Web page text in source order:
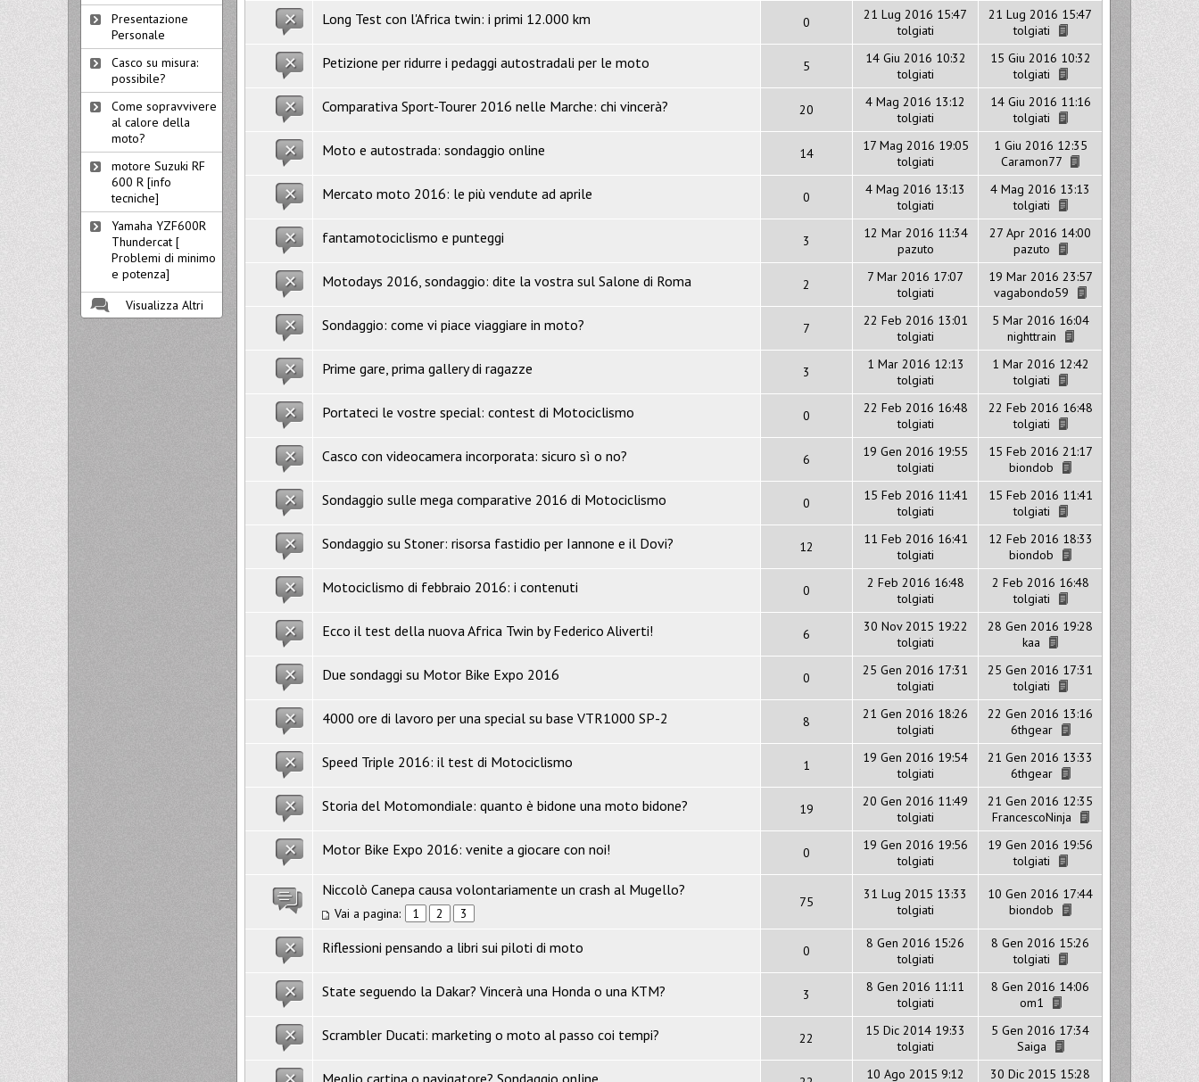
Long Test con l'Africa twin: i primi 12.000 km 0
21 Lug 2016 15:47
tolgiati
21 Lug 2016 15:47
tolgiati
Petizione per ridurre i pedaggi autostradali per le moto 5
14 Giu 2016 10:32
tolgiati
15 Giu 2016 10:32
tolgiati
Comparativa Sport-Tourer 2016 nelle Marche: chi vincerà? 20
4 Mag 2016 13:12
tolgiati
14 Giu 2016 11:16
tolgiati
Moto e autostrada: sondaggio online 14
17 Mag 2016 19:05
tolgiati
1 Giu 2016 12:35
Caramon77
Mercato moto 2016: le più vendute ad aprile 0
4 Mag 2016 13:13
tolgiati
4 Mag 2016 13:13
tolgiati
fantamotociclismo e punteggi 3
12 Mar 2016 11:34
pazuto
27 Apr 2016 14:00
pazuto
Motodays 2016, sondaggio: dite la vostra sul Salone di Roma 2
7 Mar 2016 17:07
tolgiati
19 Mar 2016 23:57
vagabondo59
Sondaggio: come vi piace viaggiare in moto? 7
22 Feb 2016 13:01
tolgiati
5 Mar 2016 16:04
nighttrain
Prime gare, prima gallery di ragazze 3
1 Mar 2016 12:13
tolgiati
1 Mar 2016 12:42
tolgiati
Portateci le vostre special: contest di Motociclismo 0
22 Feb 2016 16:48
tolgiati
22 Feb 2016 16:48
tolgiati
Casco con videocamera incorporata: sicuro sì o no? 6
19 Gen 2016 19:55
tolgiati
15 Feb 2016 21:17
biondob
Sondaggio sulle mega comparative 2016 di Motociclismo 0
15 Feb 2016 11:41
tolgiati
15 Feb 2016 11:41
tolgiati
Sondaggio su Stoner: risorsa fastidio per Iannone e il Dovi? 12
11 Feb 2016 16:41
tolgiati
12 Feb 2016 18:33
biondob
Motociclismo di febbraio 2016: i contenuti 0
2 Feb 2016 16:48
tolgiati
2 Feb 2016 16:48
tolgiati
Ecco il test della nuova Africa Twin by Federico Aliverti! 6
30 Nov 2015 19:22
tolgiati
28 Gen 2016 19:28
kaa
Due sondaggi su Motor Bike Expo 2016 0
25 Gen 2016 17:31
tolgiati
25 Gen 2016 17:31
tolgiati
4000 ore di lavoro per una special su base VTR1000 SP-2 8
21 Gen 2016 18:26
tolgiati
22 Gen 2016 13:16
6thgear
Speed Triple 2016: il test di Motociclismo 1
19 Gen 2016 19:54
tolgiati
21 Gen 2016 13:33
6thgear
Storia del Motomondiale: quanto è bidone una moto bidone? 19
20 Gen 2016 11:49
tolgiati
21 Gen 2016 12:35
FrancescoNinja
Motor Bike Expo 2016: venite a giocare con noi! 0
19 Gen 2016 19:56
tolgiati
19 Gen 2016 19:56
tolgiati
Niccolò Canepa causa volontariamente un crash al Mugello?
Vai a pagina: 1 2 3
75
31 Lug 2015 13:33
tolgiati
10 Gen 2016 17:44
biondob
Riflessioni pensando a libri sui piloti di moto 0
8 Gen 2016 15:26
tolgiati
8 Gen 2016 15:26
tolgiati
State seguendo la Dakar? Vincerà una Honda o una KTM? 3
8 Gen 2016 11:11
tolgiati
8 Gen 2016 14:06
om1
Scrambler Ducati: marketing o moto al passo coi tempi? 22
15 Dic 2014 19:33
tolgiati
5 Gen 2016 17:34
Saiga
Meglio cartina o navigatore? Sondaggio online
10 Ago 2015 9:12
30 Dic 2015 15:28
Presentazione
Personale
Casco su misura:
possibile?
Come sopravvivere
al calore della
moto?
motore Suzuki RF
600 R [info
tecniche]
Yamaha YZF600R
Thundercat [
Problemi di minimo
e potenza]
Visualizza Altri